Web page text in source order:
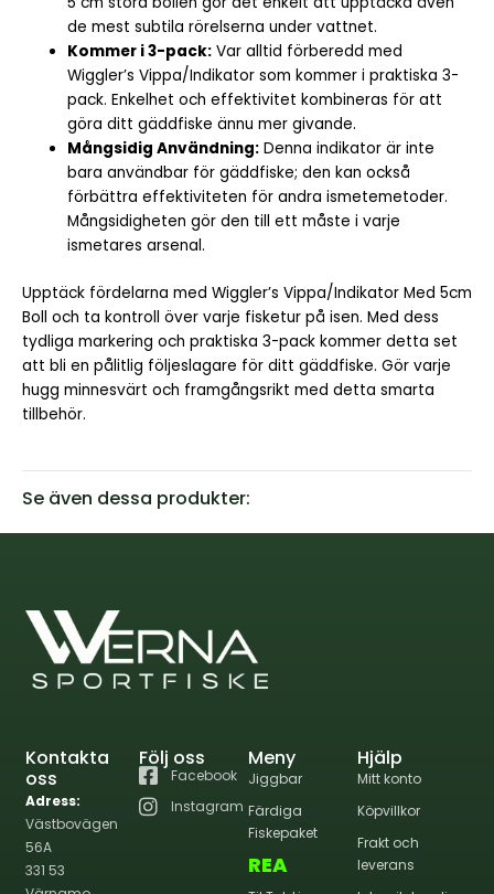
de mest subtila rörelserna under vattnet.
Kommer i 3-pack: Var alltid förberedd med
Wiggler’s Vippa/Indikator som kommer i praktiska 3-
pack. Enkelhet och effektivitet kombineras för att
göra ditt gäddfiske ännu mer givande.
Mångsidig Användning: Denna indikator är inte
bara användbar för gäddfiske; den kan också
förbättra effektiviteten för andra ismetemetoder.
Mångsidigheten gör den till ett måste i varje
ismetares arsenal.
Upptäck fördelarna med Wiggler’s Vippa/Indikator Med 5cm
Boll och ta kontroll över varje fisketur på isen. Med dess
tydliga markering och praktiska 3-pack kommer detta set
att bli en pålitlig följeslagare för ditt gäddfiske. Gör varje
hugg minnesvärt och framgångsrikt med detta smarta
tillbehör.
Se även dessa produkter:
Kontakta
oss
Adress:
Västbovägen
56A
331 53
Följ oss
Facebook
Instagram
Meny
Jiggbar
Färdiga
Fiskepaket
REA
Hjälp
Mitt konto
Köpvillkor
Frakt och
leverans